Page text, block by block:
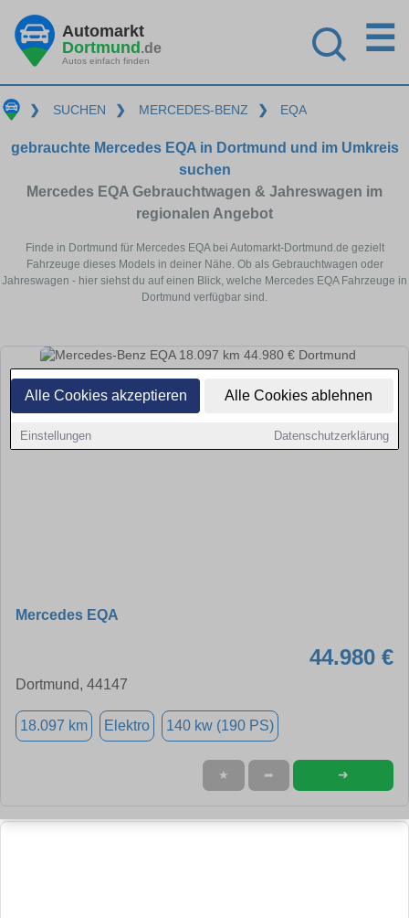
Alle Cookies akzeptieren Alle Cookies ablehnen
Einstellungen Datenschutzerklärung
Automarkt
Dortmund.de
Autos einfach finden
☰
❯ SUCHEN ❯ MERCEDES-BENZ ❯ EQA
gebrauchte Mercedes EQA in Dortmund und im Umkreis
suchen
Mercedes EQA Gebrauchtwagen & Jahreswagen im
regionalen Angebot
Finde in Dortmund für Mercedes EQA bei Automarkt-Dortmund.de gezielt
Fahrzeuge dieses Models in deiner Nähe. Ob als Gebrauchtwagen oder
Jahreswagen - hier siehst du auf einen Blick, welche Mercedes EQA Fahrzeuge in
Dortmund verfügbar sind.
Mercedes EQA
44.980 €
Dortmund, 44147
18.097 km Elektro 140 kw (190 PS)
★ ➦ ➜